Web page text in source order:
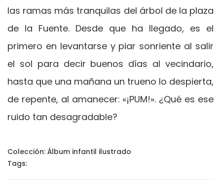
las ramas más tranquilas del árbol de la plaza
de la Fuente. Desde que ha llegado, es el
primero en levantarse y piar sonriente al salir
el sol para decir buenos días al vecindario,
hasta que una mañana un trueno lo despierta,
de repente, al amanecer: «¡PUM!». ¿Qué es ese
ruido tan desagradable?
Colección: Álbum infantil ilustrado
Tags: